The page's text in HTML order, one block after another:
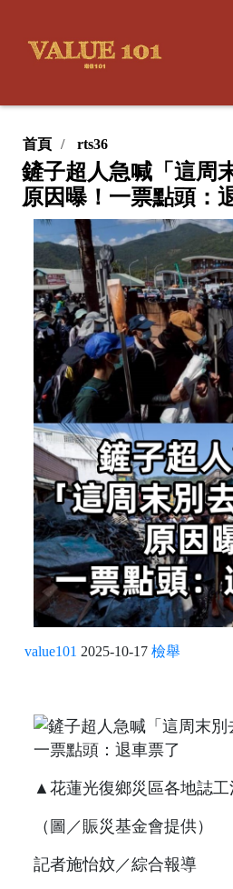
首頁 rts36
鏟子超人急喊「這周
原因曝！一票點頭：
value101 2025-10-17 檢舉
▲花蓮光復鄉災區各地誌工
（圖／賑災基金會提供）
記者施怡妏／綜合報導